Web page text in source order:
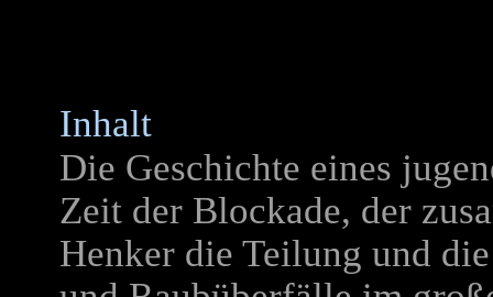
Inhalt
Die Geschichte eines
Zeit der Blockade, der
Henker die Teilung und